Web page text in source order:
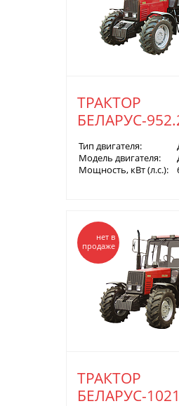
ТРАКТОР
БЕЛАРУС-
Тип двигателя:
Модель двигателя:
Мощность, кВт (л.с.):
нет в
продаже
ТРАКТОР
БЕЛАРУС-1021